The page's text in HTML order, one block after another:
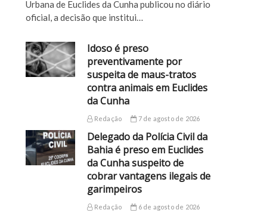
Urbana de Euclides da Cunha publicou no diário
oficial, a decisão que institui…
Idoso é preso
preventivamente por
suspeita de maus-tratos
contra animais em Euclides
da Cunha
Redação 7 de agosto de 2026
Delegado da Polícia Civil da
Bahia é preso em Euclides
da Cunha suspeito de
cobrar vantagens ilegais de
garimpeiros
Redação 6 de agosto de 2026